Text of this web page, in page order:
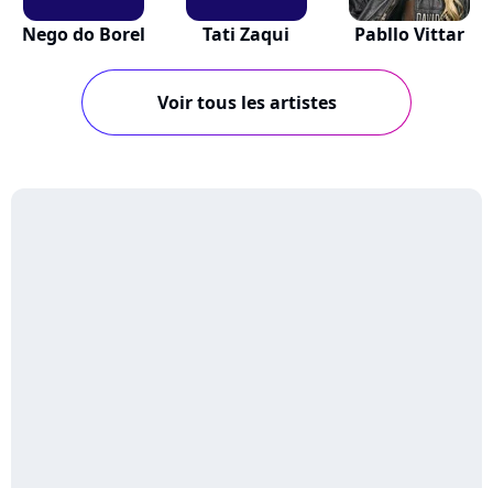
Nego do Borel Tati Zaqui Pabllo Vittar
Voir tous les artistes